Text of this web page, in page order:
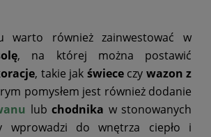
warto również zainwestować w
, na której można postawić
, takie jak świececzy wazon z
pomysłem jest również dodanie
lubchodnika w stonowanych
wprowadzi do wnętrza ciepło i